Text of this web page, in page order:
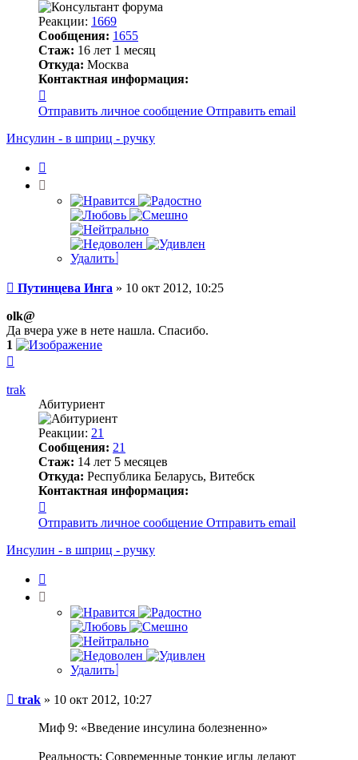
Реакции: 1669
Сообщения: 1655
Стаж: 16 лет 1 месяц
Откуда: Москва
Контактная информация:
информация
пользователя
Путинцева
Отправить личное сообщение Отправить email
Инсулин - в шприц - ручку
Удалить
Сообщение
Путинцева Инга » 10 окт 2012, 10:25
olk@
Да вчера уже в нете нашла. Спасибо.
1
началу
trak
Абитуриент
Реакции: 21
Сообщения: 21
Стаж: 14 лет 5 месяцев
Откуда: Республика Беларусь, Витебск
Контактная информация:
информация
пользователя
trak
Отправить личное сообщение Отправить email
Инсулин - в шприц - ручку
Удалить
Сообщение
trak » 10 окт 2012, 10:27
Миф 9: «Введение инсулина болезненно»
Реальность: Современные тонкие иглы делают